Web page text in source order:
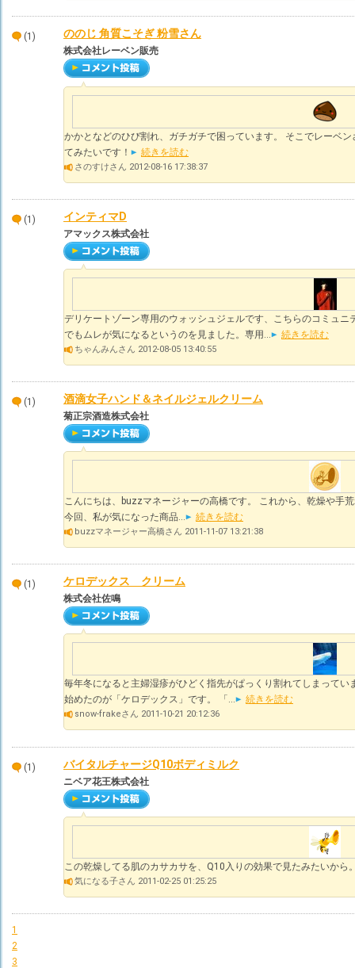
(1) ののじ 角質こそぎ 粉雪さん
株式会社レーベン販売
かかとなどのひび割れ、ガチガチで困っています。 そこでレーベ
てみたいです！
続きを読む
さのすけさん 2012-08-16 17:38:37
(1) インティマD
アマックス株式会社
デリケートゾーン専用のウォッシュジェルです、こちらのコミュ
でもムレが気になるというのを見ました。専用...
続きを読む
ちゃんみんさん 2012-08-05 13:40:55
(1) 酒滴女子ハンド＆ネイルジェルクリーム
菊正宗酒造株式会社
こんにちは、buzzマネージャーの高橋です。 これから、乾燥や手
今回、私が気になった商品...
続きを読む
buzzマネージャー高橋さん 2011-11-07 13:21:38
(1) ケロデックス クリーム
株式会社佐鳴
毎年冬になると主婦湿疹がひどく指先がぱっくり割れてしまって
始めたのが「ケロデックス」です。 「...
続きを読む
snow-frakeさん 2011-10-21 20:12:36
(1) バイタルチャージQ10ボディミルク
ニベア花王株式会社
この乾燥してる肌のカサカサを、Q10入りの効果で見たみたいから
気になる子さん 2011-02-25 01:25:25
1
2
3